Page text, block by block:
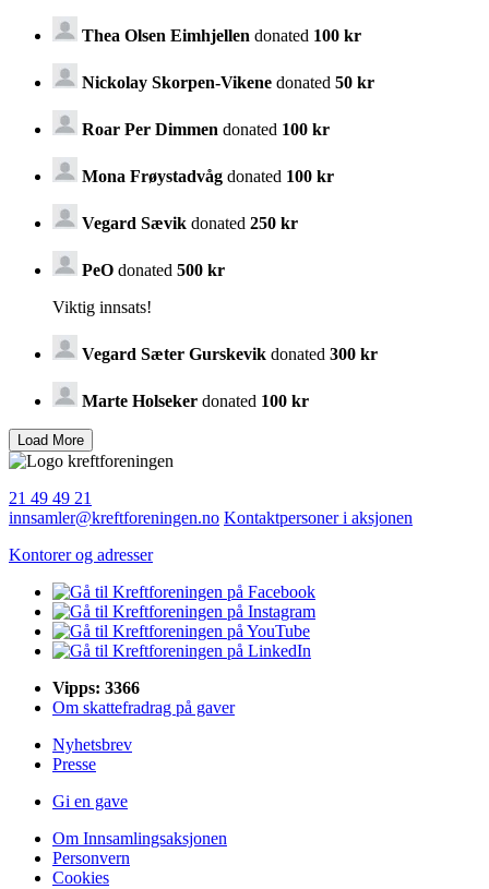
Thea Olsen Eimhjellen donated 100 kr
Nickolay Skorpen-Vikene donated 50 kr
Roar Per Dimmen donated 100 kr
Mona Frøystadvåg donated 100 kr
Vegard Sævik donated 250 kr
PeO donated 500 kr
Viktig innsats!
Vegard Sæter Gurskevik donated 300 kr
Marte Holseker donated 100 kr
21 49 49 21
innsamler@kreftforeningen.no Kontaktpersoner i aksjonen
Kontorer og adresser
Vipps: 3366
Om skattefradrag på gaver
Nyhetsbrev
Presse
Gi en gave
Om Innsamlingsaksjonen
Personvern
Cookies